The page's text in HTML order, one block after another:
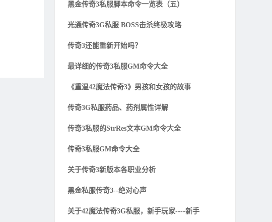
黑金传奇3私服脚本命令一览表（五）
光通传奇3G私服 BOSS击杀终极攻略
传奇3还能重新开始吗？
最详细的传奇3私服GM命令大全
《重温42魔法传奇3》男孩和女孩的故事
传奇3G私服药品、药剂属性详解
传奇3私服的StrRes文本GM命令大全
传奇3私服GM命令大全
关于传奇3新版本各职业分析
黑金私服传奇3--绝对心声
关于42魔法传奇3G私服，新手玩家----新手